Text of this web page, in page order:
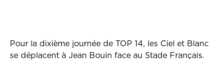
Pour la dixième journée de TOP 14, les Ciel et Blanc
se déplacent à Jean Bouin face au Stade Français.